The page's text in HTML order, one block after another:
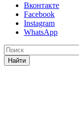
Вконтакте
Facebook
Instagram
WhatsApp
Найти